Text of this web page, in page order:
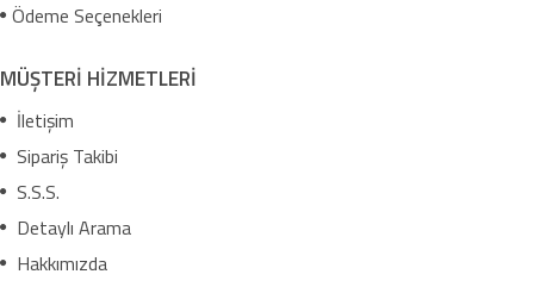
Ödeme Seçenekleri
MÜŞTERİ HİZMETLERİ
İletişim
Sipariş Takibi
S.S.S.
Detaylı Arama
Hakkımızda